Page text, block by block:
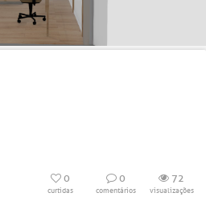
0
curtidas
0
comentários
72
visualizações